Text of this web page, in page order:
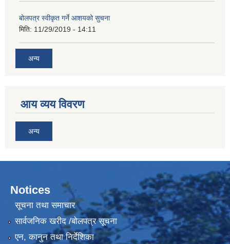
बोलपत्र स्वीकृत गर्ने आशयको सुचना
मिति: 11/29/2019 - 14:11
अन्य
आय व्यय विवरण
अन्य
Notices
सूचना तथा समाचार
सार्वजनिक खरीद /बोलपत्र सूचना
एन, कानुन तथा निर्देशिका